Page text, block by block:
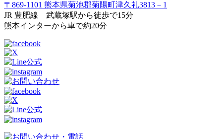
〒869-1101 熊本県菊池郡菊陽町津久礼3813－1
JR 豊肥線 武蔵塚駅から徒歩で15分
熊本インターから車で約20分